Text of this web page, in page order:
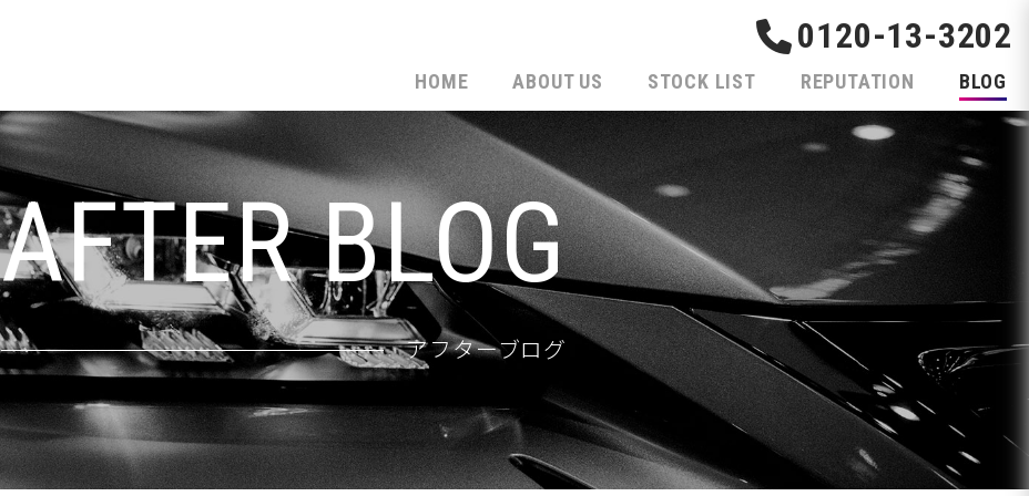
0120-13-3202
HOME ABOUT US STOCK LIST REPUTATION BLOG
AFTER BLOG
アフターブログ